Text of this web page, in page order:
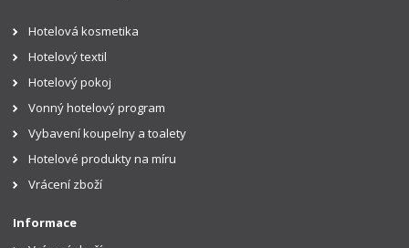
Hotelová kosmetika
Hotelový textil
Hotelový pokoj
Vonný hotelový program
Vybavení koupelny a toalety
Hotelové produkty na míru
Vrácení zboží
Informace